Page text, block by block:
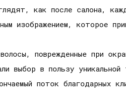
как после салона,
изображением, которое
поврежденные при
в пользу уникальной
поток благодарных